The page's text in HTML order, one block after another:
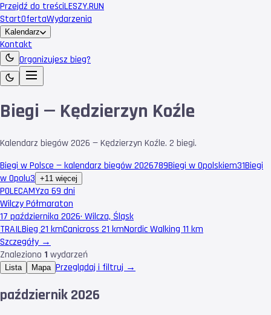
Przejdź do treściLESZY.RUN
StartOfertaWydarzenia
Kalendarz
Kontakt
Organizujesz bieg?
Biegi — Kędzierzyn Koźle
Kalendarz biegów 2026 — Kędzierzyn Koźle. 2 biegi.
Biegi w Polsce — kalendarz biegów 2026789Biegi w Opolskiem31Biegi
w Opolu3 +11 więcej
POLECAMYza 69 dni
Wilczy Półmaraton
17 października 2026· Wilcza, Śląsk
TRAILBieg 21 kmCanicross 21 kmNordic Walking 11 km
Szczegóły →
Znaleziono 1 wydarzeń
Lista Mapa Przeglądaj i filtruj →
październik 2026